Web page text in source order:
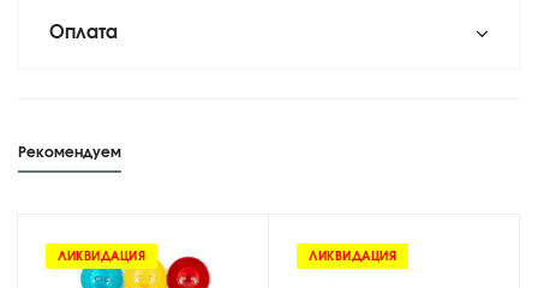
Оплата
Рекомендуем
ЛИКВИДАЦИЯ ЛИКВИДАЦИЯ